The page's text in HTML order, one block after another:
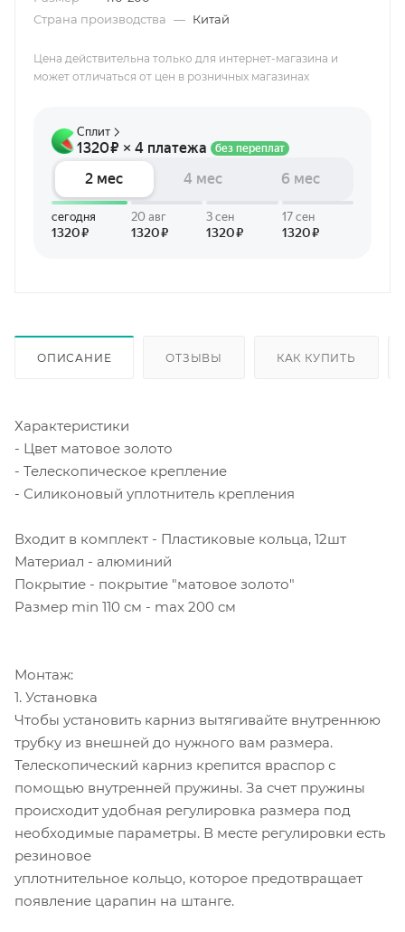
Страна производства — Китай
Цена действительна только для интернет-магазина и
может отличаться от цен в розничных магазинах
ОПИСАНИЕ ОТЗЫВЫ КАК КУПИТЬ
Характеристики
- Цвет матовое золото
- Телескопическое крепление
- Силиконовый уплотнитель крепления
Входит в комплект - Пластиковые кольца, 12шт
Материал - алюминий
Покрытие - покрытие "матовое золото"
Размер min 110 см - max 200 см
Монтаж:
1. Установка
Чтобы установить карниз вытягивайте внутреннюю
трубку из внешней до нужного вам размера.
Телескопический карниз крепится враспор с
помощью внутренней пружины. За счет пружины
происходит удобная регулировка размера под
необходимые параметры. В месте регулировки есть
резиновое
уплотнительное кольцо, которое предотвращает
появление царапин на штанге.